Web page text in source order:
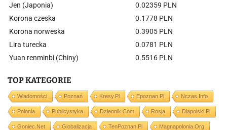
Jen (Japonia)
0.02359 PLN
Korona czeska
0.1778 PLN
Korona norweska
0.3905 PLN
Lira turecka
0.0781 PLN
Yuan renminbi (Chiny)
0.5516 PLN
TOP KATEGORIE
Wiadomości Poznań Kresy.pl Epoznan.pl Nczas.info
Polonia Publicystyka Dziennik.com Rosja Dlapolski.pl
Goniec.net Globalizacja TenPoznan.pl Magnapolonia.org